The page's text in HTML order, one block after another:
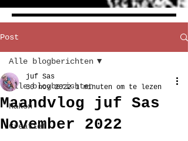
Post
Alle blogberichten
Haken
Creatief
Alle blogberichten
Maandvlog juf Sas
November 2022
juf Sas
30 nov 2022 1 minuten om te lezen